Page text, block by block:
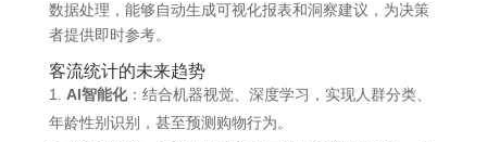
数据处理，能够自动生成可视化报表和洞察建议，为决策
者提供即时参考。
客流统计的未来趋势
AI智能化：结合机器视觉、深度学习，实现人群分类、
年龄性别识别，甚至预测购物行为。